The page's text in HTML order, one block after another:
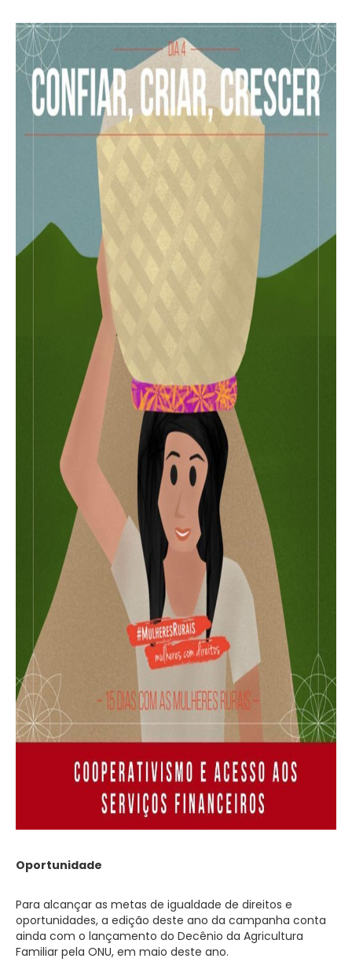
Oportunidade
Para alcançar as metas de igualdade de direitos e
oportunidades, a edição deste ano da campanha conta
ainda com o lançamento do Decênio da Agricultura
Familiar pela ONU, em maio deste ano.